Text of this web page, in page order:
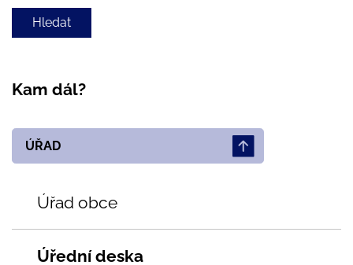
Kam dál?
ÚŘAD
Úřad obce
Úřední deska